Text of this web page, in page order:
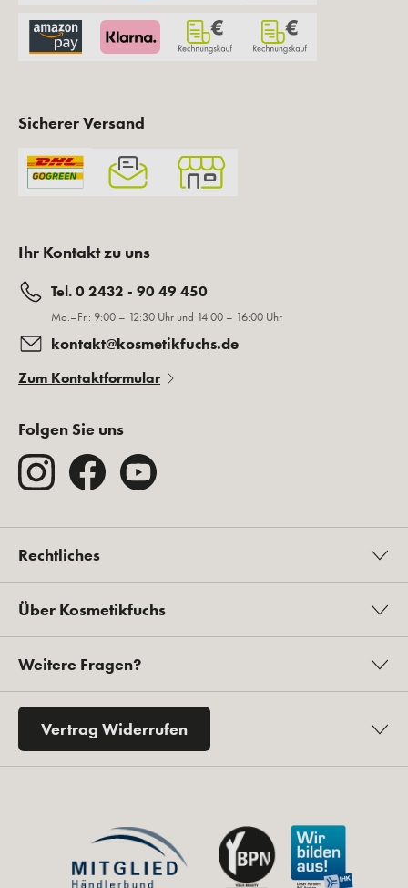
Sicherer Versand
Ihr Kontakt zu uns
Tel. 0 2432 - 90 49 450
Mo.–Fr.: 9:00 – 12:30 Uhr und 14:00 – 16:00 Uhr
kontakt@kosmetikfuchs.de
Zum Kontaktformular
Folgen Sie uns
Rechtliches
Über Kosmetikfuchs
Weitere Fragen?
Vertrag Widerrufen